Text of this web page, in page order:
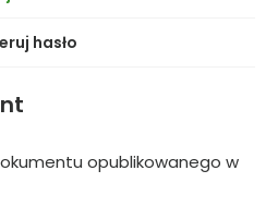
hasło
opublikowanego w